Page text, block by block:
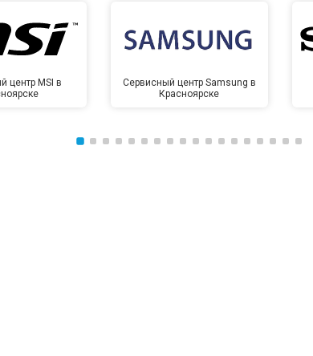
центр MSI в
Сервисный центр Samsung в
Красноярске